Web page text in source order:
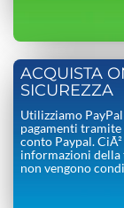
ACQUISTA
SICUREZZA
Utilizziamo
pagamenti
conto Paypal.
informazioni
non vengono